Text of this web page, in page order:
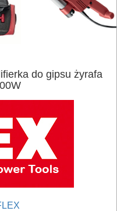
do gipsu żyrafa